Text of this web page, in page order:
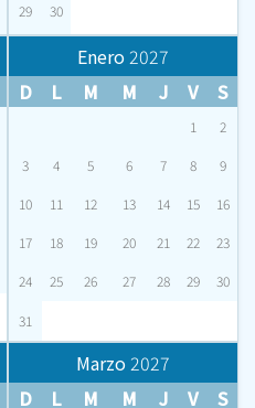
29 30
Enero2027
D
L M M J V S
1 2
3 4 5 6 7 8 9
10 11 12 13 14 15 16
17 18 19 20 21 22 23
24 25 26 27 28 29 30
31
Marzo2027
D
L M M J V S